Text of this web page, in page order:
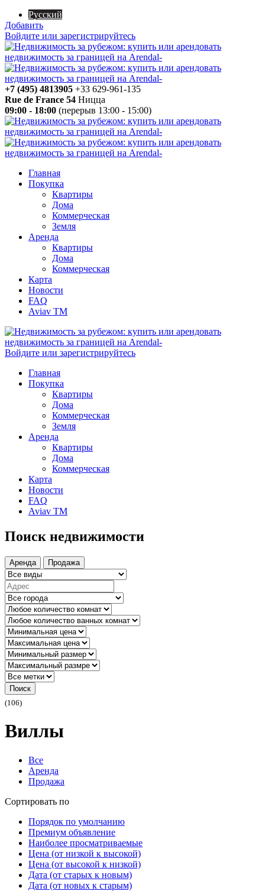
Русский
Добавить
Войдите или зарегистрируйтесь
+7 (495) 4813905 +33 629-961-135
Rue de France 54 Ницца
09:00 - 18:00 (перерыв 13:00 - 15:00)
Главная
Покупка
Квартиры
Дома
Коммерческая
Земля
Аренда
Квартиры
Дома
Коммерческая
Карта
Новости
FAQ
Aviav TM
Войдите или зарегистрируйтесь
Главная
Покупка
Квартиры
Дома
Коммерческая
Земля
Аренда
Квартиры
Дома
Коммерческая
Карта
Новости
FAQ
Aviav TM
Поиск недвижимости
Аренда Продажа
Поиск
(106)
Виллы
Все
Аренда
Продажа
Сортировать по
Порядок по умолчанию
Премиум объявление
Наиболее просматриваемые
Цена (от низкой к высокой)
Цена (от высокой к низкой)
Дата (от старых к новым)
Дата (от новых к старым)